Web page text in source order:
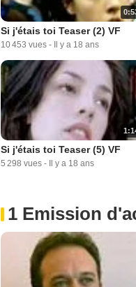
Si j'étais toi Teaser (2) VF
10 453 vues - Il y a 18 ans
Si j'étais toi Teaser (5) VF
5 298 vues - Il y a 18 ans
1 Emission